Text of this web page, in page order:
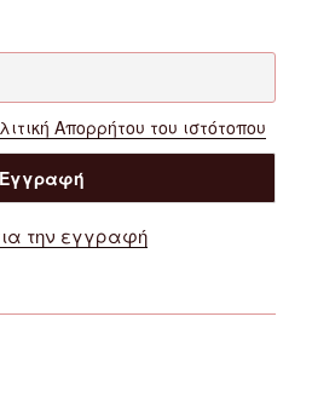
Απορρήτου του ιστότοπου
την εγγραφή